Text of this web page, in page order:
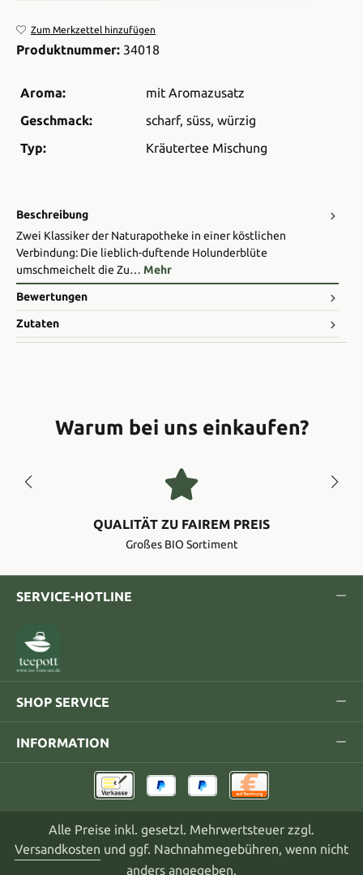
Zum Merkzettel hinzufügen
Produktnummer: 34018
Aroma:
mit Aromazusatz
Geschmack:
scharf, süss, würzig
Typ:
Kräutertee Mischung
Beschreibung
Zwei Klassiker der Naturapotheke in einer köstlichen
Verbindung: Die lieblich-duftende Holunderblüte
umschmeichelt die Zu… Mehr
Bewertungen
Zutaten
Warum bei uns einkaufen?
QUALITÄT ZU FAIREM PREIS
Großes BIO Sortiment
SERVICE-HOTLINE
SHOP SERVICE
INFORMATION
Alle Preise inkl. gesetzl. Mehrwertsteuer zzgl.
Versandkosten und ggf. Nachnahmegebühren, wenn nicht
anders angegeben.